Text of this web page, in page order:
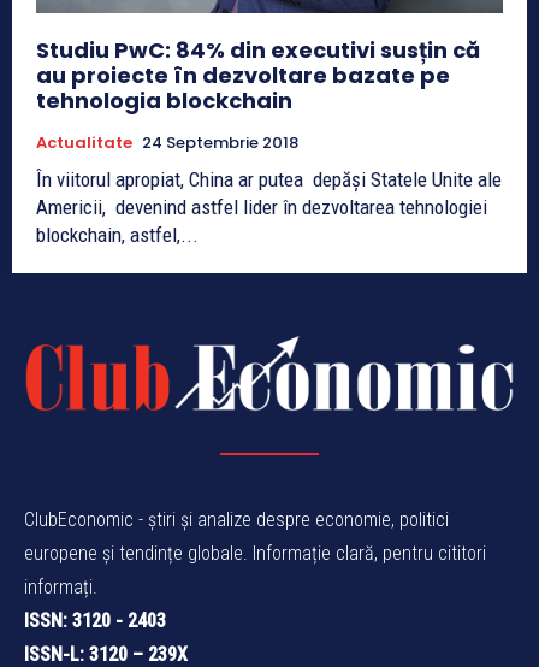
Studiu PwC: 84% din executivi susțin că
au proiecte în dezvoltare bazate pe
tehnologia blockchain
Actualitate 24 Septembrie 2018
În viitorul apropiat, China ar putea depăși Statele Unite ale
Americii, devenind astfel lider în dezvoltarea tehnologiei
blockchain, astfel,...
ClubEconomic - știri și analize despre economie, politici
europene și tendințe globale. Informație clară, pentru cititori
informați.
ISSN: 3120 - 2403
ISSN-L: 3120 – 239X